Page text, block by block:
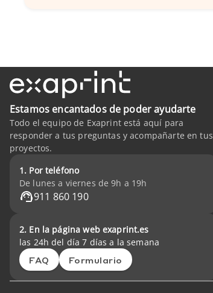
Estamos encantados de poder ayudarte
Todo el equipo de Exaprint está aquí para
responder a tus preguntas y acompañarte en tus
proyectos.
1. Por teléfono
De lunes a viernes de 9h a 19h
911 860 190
2. En la página web exaprint.es
las 24h del día 7 días a la semana
FAQ Formulario